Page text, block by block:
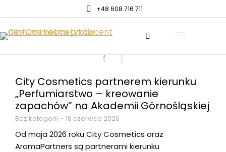
+48 608 716 711
City Cosmetics partnerem kierunku
„Perfumiarstwo – kreowanie
zapachów” na Akademii Górnośląskiej
Bez kategorii 18 czerwca 2026
Od maja 2026 roku City Cosmetics oraz
AromaPartners są partnerami kierunku